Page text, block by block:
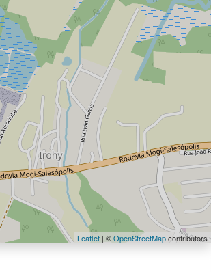
Leaflet | ©OpenStreetMapcontributors